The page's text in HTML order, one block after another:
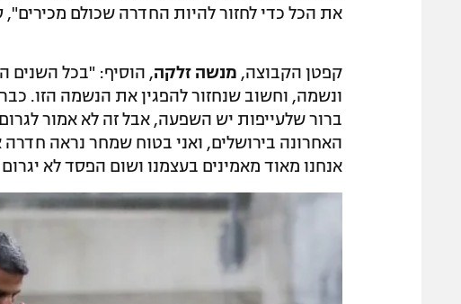
את הכל כדי לחזור להיות החדרה שכולם
קפטן הקבוצה, מנשה זלקה, הוסיף: "בכל השנים
ונשמה, וחשוב שנחזור להפגין את הנשמה הזו.
ברור שלעייפות יש השפעה, אבל זה לא אמור
האחרונה בירושלים, ואני בטוח שמחר נראה
אנחנו מאוד מאמינים בעצמנו ושום הפסד לא